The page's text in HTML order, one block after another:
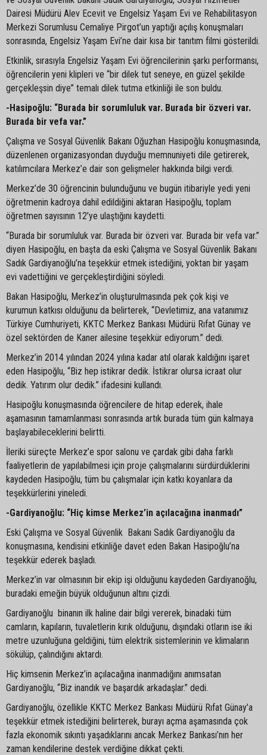
Dairesi Müdürü Alev Ecevit ve Engelsiz Yaşam Evi ve Rehabilitasyon
Merkezi Sorumlusu Cemaliye Pirgot’un yaptığı açılış konuşmaları
sonrasında, Engelsiz Yaşam Evi’ne dair kısa bir tanıtım filmi gösterildi.
Etkinlik, sırasıyla Engelsiz Yaşam Evi öğrencilerinin şarkı performansı,
öğrencilerin yeni klipleri ve “bir dilek tut seneye, en güzel şekilde
gerçekleşsin diye” temalı dilek tutma etkinliği ile son buldu.
-Hasipoğlu: “Burada bir sorumluluk var. Burada bir özveri var.
Burada bir vefa var.”
Çalışma ve Sosyal Güvenlik Bakanı Oğuzhan Hasipoğlu konuşmasında,
düzenlenen organizasyondan duyduğu memnuniyeti dile getirerek,
katılımcılara Merkez’e dair son gelişmeler hakkında bilgi verdi.
Merkez’de 30 öğrencinin bulunduğunu ve bugün itibariyle yedi yeni
öğretmenin kadroya dahil edildiğini aktaran Hasipoğlu, toplam
öğretmen sayısının 12’ye ulaştığını kaydetti.
“Burada bir sorumluluk var. Burada bir özveri var. Burada bir vefa var.”
diyen Hasipoğlu, en başta da eski Çalışma ve Sosyal Güvenlik Bakanı
Sadık Gardiyanoğlu’na teşekkür etmek istediğini, yoktan bir yaşam
evi vadettiğini ve gerçekleştirdiğini söyledi.
Bakan Hasipoğlu, Merkez’in oluşturulmasında pek çok kişi ve
kurumun katkısı olduğunu da belirterek, “Devletimiz, ana vatanımız
Türkiye Cumhuriyeti, KKTC Merkez Bankası Müdürü Rıfat Günay ve
özel sektörden de Kaner ailesine teşekkür ediyorum.” dedi.
Merkez’in 2014 yılından 2024 yılına kadar atıl olarak kaldığını işaret
eden Hasipoğlu, “Biz hep istikrar dedik. İstikrar olursa icraat olur
dedik. Yatırım olur dedik.” ifadesini kullandı.
Hasipoğlu konuşmasında öğrencilere de hitap ederek, ihale
aşamasının tamamlanması sonrasında artık burada tüm gün kalmaya
başlayabileceklerini belirtti.
İleriki süreçte Merkez’e spor salonu ve çardak gibi daha farklı
faaliyetlerin de yapılabilmesi için proje çalışmalarını sürdürdüklerini
kaydeden Hasipoğlu, tüm bu çalışmalar için katkı koyanlara da
teşekkürlerini yineledi.
-Gardiyanoğlu: “Hiç kimse Merkez’in açılacağına inanmadı”
Eski Çalışma ve Sosyal Güvenlik Bakanı Sadık Gardiyanoğlu da
konuşmasına, kendisini etkinliğe davet eden Bakan Hasipoğlu’na
teşekkür ederek başladı.
Merkez’in var olmasının bir ekip işi olduğunu kaydeden Gardiyanoğlu,
buradaki emeğin büyük olduğunun altını çizdi.
Gardiyanoğlu binanın ilk haline dair bilgi vererek, binadaki tüm
camların, kapıların, tuvaletlerin kırık olduğunu, dışındaki otların ise iki
metre uzunluğuna geldiğini, tüm elektrik sistemlerinin ve klimaların
sökülüp, çalındığını aktardı.
Hiç kimsenin Merkez’in açılacağına inanmadığını anımsatan
Gardiyanoğlu, “Biz inandık ve başardık arkadaşlar.” dedi.
Gardiyanoğlu, özellikle KKTC Merkez Bankası Müdürü Rıfat Günay’a
teşekkür etmek istediğini belirterek, burayı açma aşamasında çok
fazla ekonomik sıkıntı yaşadıklarını ancak Merkez Bankası’nın her
zaman kendilerine destek verdiğine dikkat çekti.